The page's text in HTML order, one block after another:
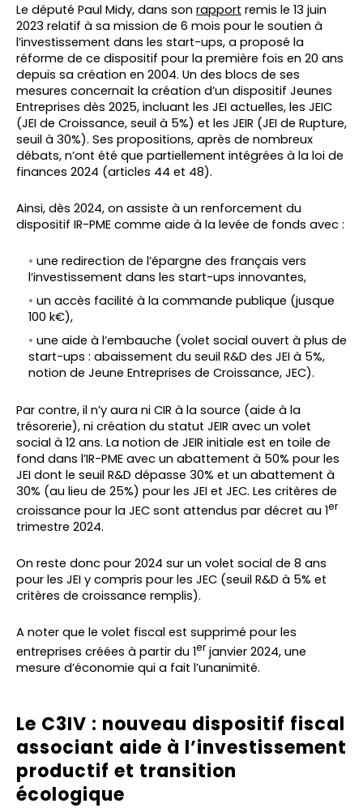
Le député Paul Midy, dans son rapport remis le 13 juin
2023 relatif à sa mission de 6 mois pour le soutien à
l’investissement dans les start-ups, a proposé la
réforme de ce dispositif pour la première fois en 20 ans
depuis sa création en 2004. Un des blocs de ses
mesures concernait la création d’un dispositif Jeunes
Entreprises dès 2025, incluant les JEI actuelles, les JEIC
(JEI de Croissance, seuil à 5%) et les JEIR (JEI de Rupture,
seuil à 30%). Ses propositions, après de nombreux
débats, n’ont été que partiellement intégrées à la loi de
finances 2024 (articles 44 et 48).
Ainsi, dès 2024, on assiste à un renforcement du
dispositif IR-PME comme aide à la levée de fonds avec :
une redirection de l’épargne des français vers
l’investissement dans les start-ups innovantes,
un accès facilité à la commande publique (jusque
100 k€),
une aide à l’embauche (volet social ouvert à plus de
start-ups : abaissement du seuil R&D des JEI à 5%,
notion de Jeune Entreprises de Croissance, JEC).
Par contre, il n’y aura ni CIR à la source (aide à la
trésorerie), ni création du statut JEIR avec un volet
social à 12 ans. La notion de JEIR initiale est en toile de
fond dans l’IR-PME avec un abattement à 50% pour les
JEI dont le seuil R&D dépasse 30% et un abattement à
30% (au lieu de 25%) pour les JEI et JEC. Les critères de
croissance pour la JEC sont attendus par décret au 1er
trimestre 2024.
On reste donc pour 2024 sur un volet social de 8 ans
pour les JEI y compris pour les JEC (seuil R&D à 5% et
critères de croissance remplis).
A noter que le volet fiscal est supprimé pour les
entreprises créées à partir du 1erjanvier 2024, une
mesure d’économie qui a fait l’unanimité.
Le C3IV : nouveau dispositif fiscal
associant aide à l’investissement
productif et transition
écologique